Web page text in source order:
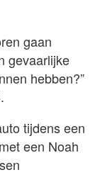
gaan
gevaarlijke
hebben?”
tijdens een
een Noah